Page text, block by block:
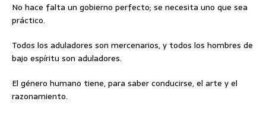
No hace falta un gobierno perfecto; se necesita uno que sea
práctico.
Todos los aduladores son mercenarios, y todos los hombres de
bajo espíritu son aduladores.
El género humano tiene, para saber conducirse, el arte y el
razonamiento.